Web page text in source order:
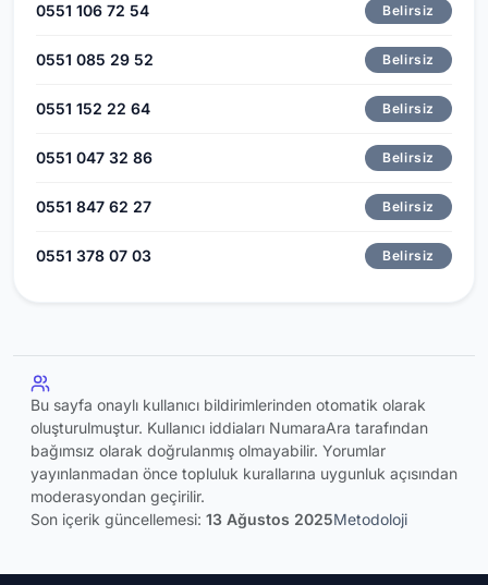
0551 106 72 54 Belirsiz
0551 085 29 52 Belirsiz
0551 152 22 64 Belirsiz
0551 047 32 86 Belirsiz
0551 847 62 27 Belirsiz
0551 378 07 03 Belirsiz
Bu sayfa onaylı kullanıcı bildirimlerinden otomatik olarak
oluşturulmuştur. Kullanıcı iddiaları NumaraAra tarafından
bağımsız olarak doğrulanmış olmayabilir. Yorumlar
yayınlanmadan önce topluluk kurallarına uygunluk açısından
moderasyondan geçirilir.
Son içerik güncellemesi: 13 Ağustos 2025Metodoloji